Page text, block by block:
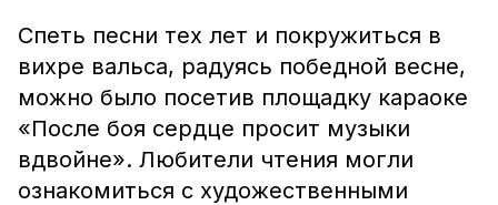
Спеть песни тех лет и покружиться в
вихре вальса, радуясь победной весне,
можно было посетив площадку караоке
«После боя сердце просит музыки
вдвойне». Любители чтения могли
ознакомиться с художественными